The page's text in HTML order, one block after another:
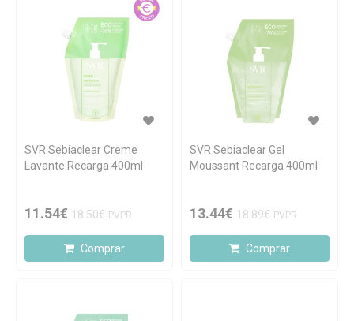
SVR Sebiaclear Creme
Lavante Recarga 400ml
11.54€ 18.50€ PVPR
Comprar
SVR Sebiaclear Gel
Moussant Recarga 400ml
13.44€ 18.89€ PVPR
Comprar